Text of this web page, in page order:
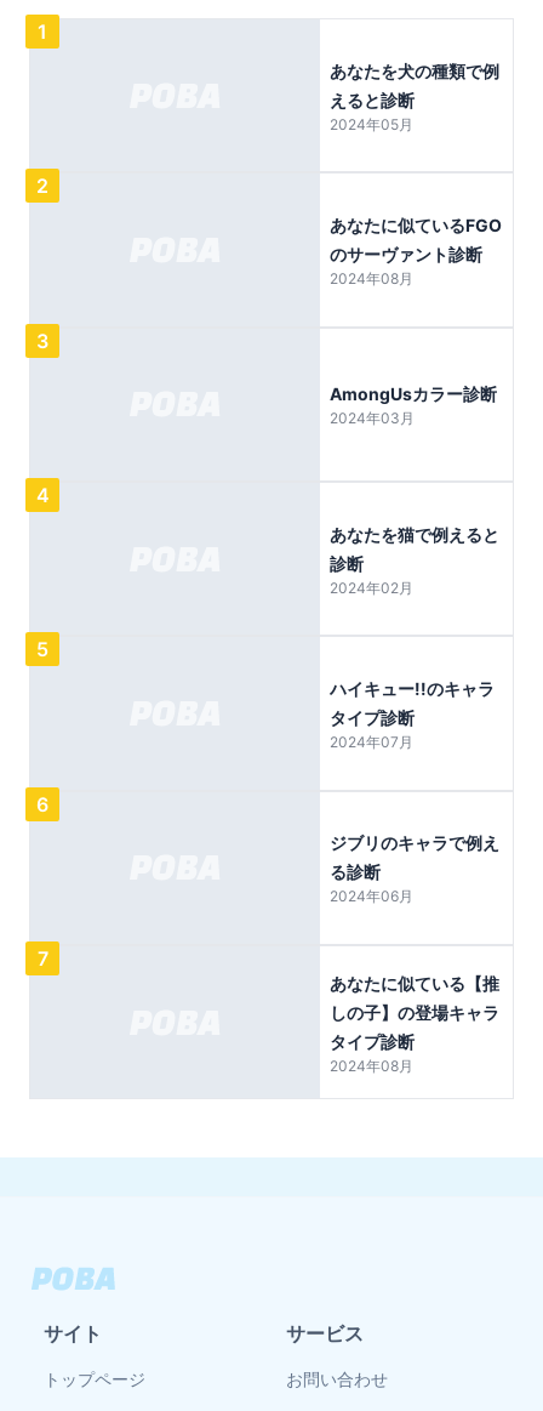
1
あなたを犬の種類で例
えると診断
2024年05月
2
あなたに似ているFGO
のサーヴァント診断
2024年08月
3
AmongUsカラー診断
2024年03月
4
あなたを猫で例えると
診断
2024年02月
5
ハイキュー!!のキャラ
タイプ診断
2024年07月
6
ジブリのキャラで例え
る診断
2024年06月
7
あなたに似ている【推
しの子】の登場キャラ
タイプ診断
2024年08月
サイト
トップページ
サービス
お問い合わせ